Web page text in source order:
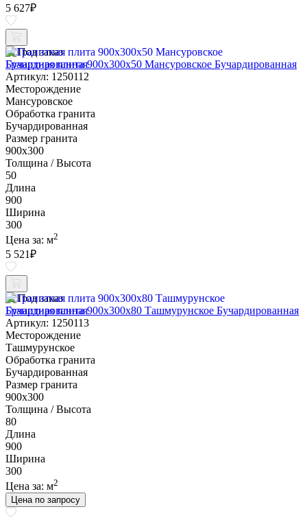
5 627₽
Под заказ
Гранитная плита 900х300x50 Мансуровское Бучардированная
Артикул: 1250112
Месторождение
Мансуровское
Обработка гранита
Бучардированная
Размер гранита
900х300
Толщина / Высота
50
Длина
900
Ширина
300
Цена за: м2
5 521₽
Под заказ
Гранитная плита 900х300x80 Ташмурунское Бучардированная
Артикул: 1250113
Месторождение
Ташмурунское
Обработка гранита
Бучардированная
Размер гранита
900х300
Толщина / Высота
80
Длина
900
Ширина
300
Цена за: м2
Цена по запросу